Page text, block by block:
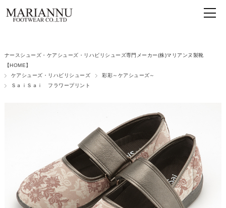
ナースシューズ・ケアシューズ・リハビリシューズ専門メーカー(株)マリアンヌ製靴
【HOME】
ケアシューズ・リハビリシューズ
彩彩～ケアシューズ～
ＳａｉＳａｉ フラワープリント